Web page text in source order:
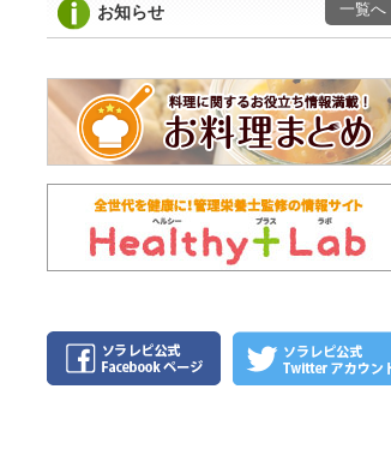
お知らせ 一覧へ